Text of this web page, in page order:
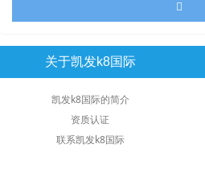
关于凯发k8国际
凯发k8国际的简介
资质认证
联系凯发k8国际